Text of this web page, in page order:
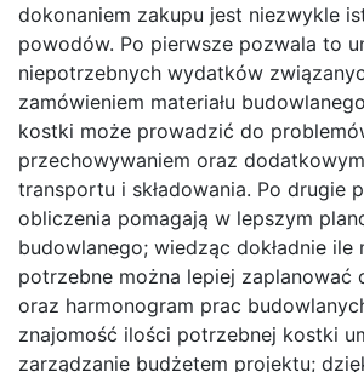
dokonaniem zakupu jest niezwykle
powodów. Po pierwsze pozwala to
niepotrzebnych wydatków
zamówieniem materiału
kostki może prowadzić do
przechowywaniem oraz
transportu i składowania. Po drugie
obliczenia pomagają w lepszym
budowlanego; wiedząc dokładnie ile
potrzebne można lepiej zaplanować
oraz harmonogram prac
znajomość ilości potrzebnej kostki
zarządzanie budżetem projektu;